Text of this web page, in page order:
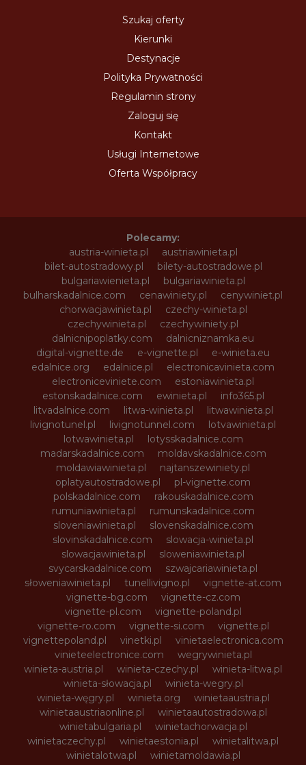
Szukaj oferty
Kierunki
Destynacje
Polityka Prywatności
Regulamin strony
Zaloguj się
Kontakt
Usługi Internetowe
Oferta Współpracy
Polecamy:
austria-winieta.pl
austriawinieta.pl
bilet-autostradowy.pl
bilety-autostradowe.pl
bulgariawienieta.pl
bulgariawinieta.pl
bulharskadalnice.com
cenawiniety.pl
cenywiniet.pl
chorwacjawinieta.pl
czechy-winieta.pl
czechywinieta.pl
czechywiniety.pl
dalnicnipoplatky.com
dalnicniznamka.eu
digital-vignette.de
e-vignette.pl
e-winieta.eu
edalnice.org
edalnice.pl
electronicavinieta.com
electroniceviniete.com
estoniawinieta.pl
estonskadalnice.com
ewinieta.pl
info365.pl
litvadalnice.com
litwa-winieta.pl
litwawinieta.pl
livignotunel.pl
livignotunnel.com
lotvawinieta.pl
lotwawinieta.pl
lotysskadalnice.com
madarskadalnice.com
moldavskadalnice.com
moldawiawinieta.pl
najtanszewiniety.pl
oplatyautostradowe.pl
pl-vignette.com
polskadalnice.com
rakouskadalnice.com
rumuniawinieta.pl
rumunskadalnice.com
sloveniawinieta.pl
slovenskadalnice.com
slovinskadalnice.com
slowacja-winieta.pl
slowacjawinieta.pl
sloweniawinieta.pl
svycarskadalnice.com
szwajcariawinieta.pl
słoweniawinieta.pl
tunellivigno.pl
vignette-at.com
vignette-bg.com
vignette-cz.com
vignette-pl.com
vignette-poland.pl
vignette-ro.com
vignette-si.com
vignette.pl
vignettepoland.pl
vinetki.pl
vinietaelectronica.com
vinieteelectronice.com
wegrywinieta.pl
winieta-austria.pl
winieta-czechy.pl
winieta-litwa.pl
winieta-słowacja.pl
winieta-wegry.pl
winieta-węgry.pl
winieta.org
winietaaustria.pl
winietaaustriaonline.pl
winietaautostradowa.pl
winietabulgaria.pl
winietachorwacja.pl
winietaczechy.pl
winietaestonia.pl
winietalitwa.pl
winietalotwa.pl
winietamoldawia.pl